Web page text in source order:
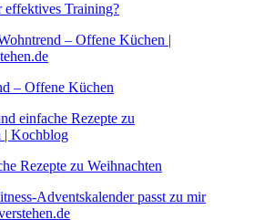
effektives Training?
– Offene Küchen
Rezepte zu Weihnachten